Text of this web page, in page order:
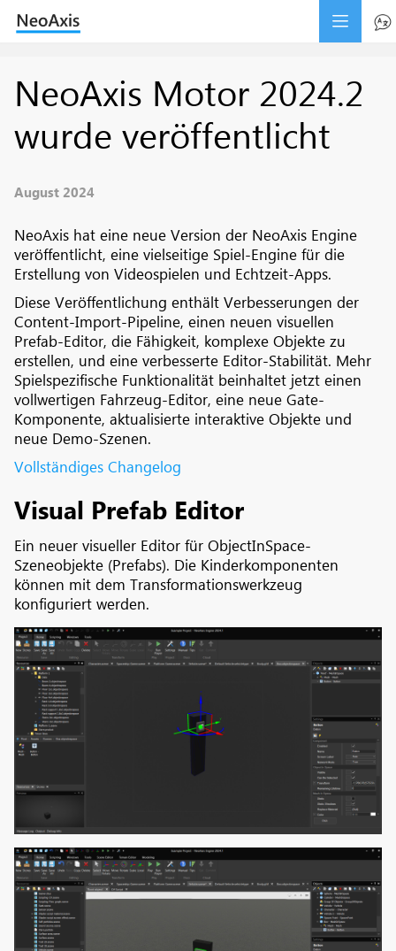
NeoAxis Motor 2024.2
wurde veröffentlicht
August 2024
NeoAxis hat eine neue Version der NeoAxis Engine
veröffentlicht, eine vielseitige Spiel-Engine für die
Erstellung von Videospielen und Echtzeit-Apps.
Diese Veröffentlichung enthält Verbesserungen der
Content-Import-Pipeline, einen neuen visuellen
Prefab-Editor, die Fähigkeit, komplexe Objekte zu
erstellen, und eine verbesserte Editor-Stabilität. Mehr
Spielspezifische Funktionalität beinhaltet jetzt einen
vollwertigen Fahrzeug-Editor, eine neue Gate-
Komponente, aktualisierte interaktive Objekte und
neue Demo-Szenen.
Vollständiges Changelog
Visual Prefab Editor
Ein neuer visueller Editor für ObjectInSpace-
Szeneobjekte (Prefabs). Die Kinderkomponenten
können mit dem Transformationswerkzeug
konfiguriert werden.